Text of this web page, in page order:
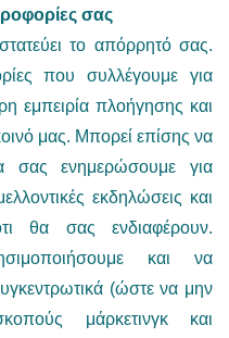
σας
το απόρρητό σας.
που συλλέγουμε για
εμπειρία πλοήγησης και
μας. Μπορεί επίσης να
σας ενημερώσουμε για
εκδηλώσεις και
θα σας ενδιαφέρουν.
και να
(ώστε να μην
μάρκετινγκ και